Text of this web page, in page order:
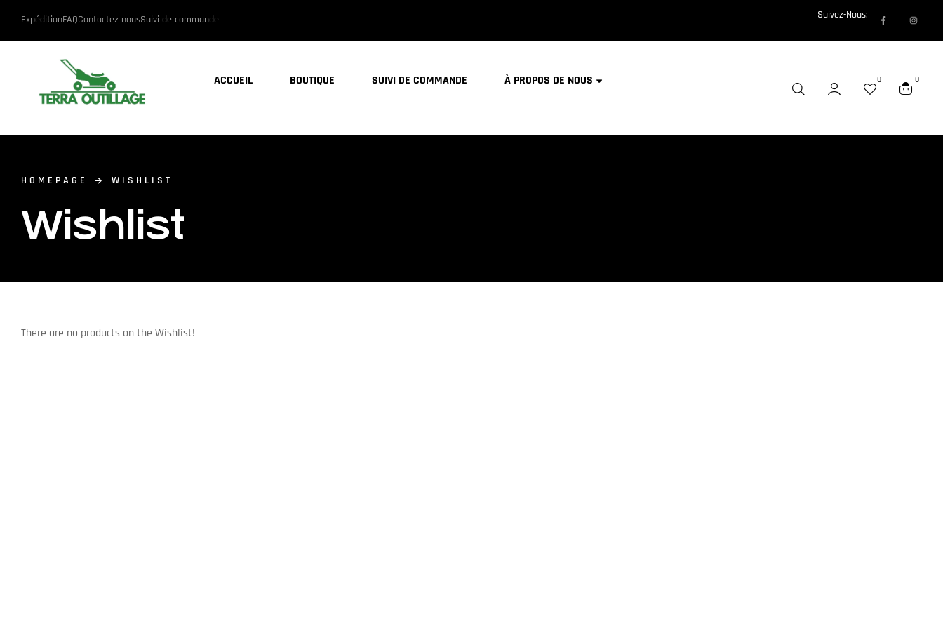
ExpéditionFAQContactez nousSuivi de commande Suivez-Nous:
ACCUEIL BOUTIQUE SUIVI DE COMMANDE À PROPOS DE NOUS 0 0
HOMEPAGE WISHLIST
Wishlist
There are no products on the Wishlist!